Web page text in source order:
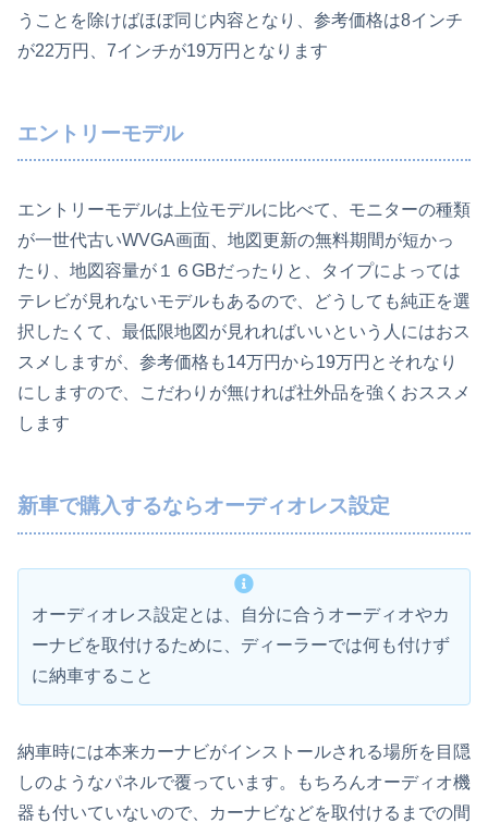
うことを除けばほぼ同じ内容となり、参考価格は8インチ
が22万円、7インチが19万円となります
エントリーモデル
エントリーモデルは上位モデルに比べて、モニターの種類
が一世代古いWVGA画面、地図更新の無料期間が短かっ
たり、地図容量が１６GBだったりと、タイプによっては
テレビが見れないモデルもあるので、どうしても純正を選
択したくて、最低限地図が見れればいいという人にはおス
スメしますが、参考価格も14万円から19万円とそれなり
にしますので、こだわりが無ければ社外品を強くおススメ
します
新車で購入するならオーディオレス設定
オーディオレス設定とは、自分に合うオーディオやカ
ーナビを取付けるために、ディーラーでは何も付けず
に納車すること
納車時には本来カーナビがインストールされる場所を目隠
しのようなパネルで覆っています。もちろんオーディオ機
器も付いていないので、カーナビなどを取付けるまでの間